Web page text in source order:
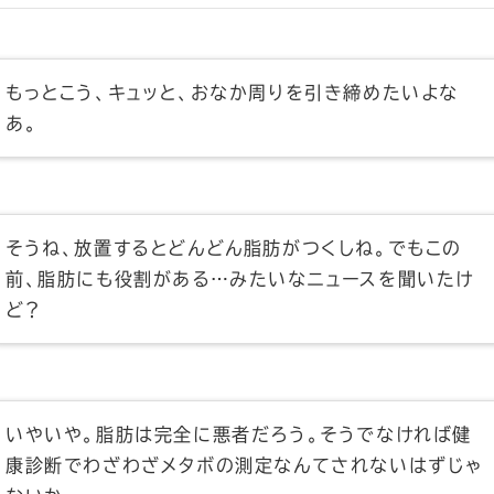
もっとこう、キュッと、おなか周りを引き締めたいよな
あ。
そうね、放置するとどんどん脂肪がつくしね。でもこの
前、脂肪にも役割がある…みたいなニュースを聞いたけ
ど？
いやいや。脂肪は完全に悪者だろう。そうでなければ健
康診断でわざわざメタボの測定なんてされないはずじゃ